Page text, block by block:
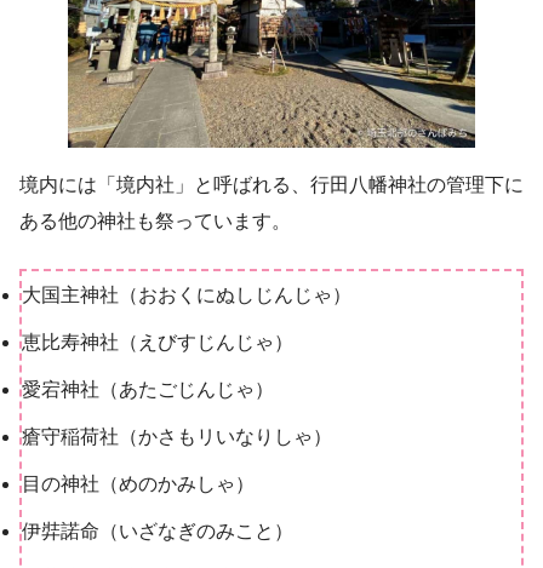
境内には「境内社」と呼ばれる、行田八幡神社の管理下に
ある他の神社も祭っています。
大国主神社（おおくにぬしじんじゃ）
恵比寿神社（えびすじんじゃ）
愛宕神社（あたごじんじゃ）
瘡守稲荷社（かさもリいなりしゃ）
目の神社（めのかみしゃ）
伊弉諾命（いざなぎのみこと）